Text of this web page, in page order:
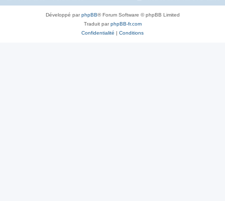
Développé parphpBB® Forum Software © phpBB Limited
Traduit parphpBB-fr.com
Confidentialité | Conditions